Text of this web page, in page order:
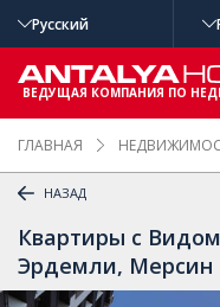
ГЛАВНАЯ
НАЗАД
Квартиры с
Эрдемли, Мерсин
Русский
ВЕДУЩАЯ КОМПАНИЯ ПО
РАСШИРЕННЫ
Й ПОИСК